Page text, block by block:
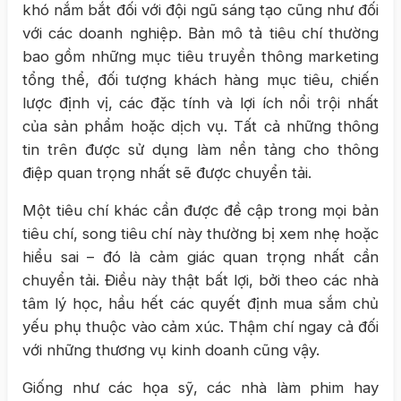
khó nắm bắt đối với đội ngũ sáng tạo cũng như đối
với các doanh nghiệp. Bản mô tả tiêu chí thường
bao gồm những mục tiêu truyền thông marketing
tổng thể, đối tượng khách hàng mục tiêu, chiến
lược định vị, các đặc tính và lợi ích nổi trội nhất
của sản phẩm hoặc dịch vụ. Tất cả những thông
tin trên được sử dụng làm nền tảng cho thông
điệp quan trọng nhất sẽ được chuyển tải.
Một tiêu chí khác cần được đề cập trong mọi bản
tiêu chí, song tiêu chí này thường bị xem nhẹ hoặc
hiểu sai – đó là cảm giác quan trọng nhất cần
chuyển tải. Điều này thật bất lợi, bởi theo các nhà
tâm lý học, hầu hết các quyết định mua sắm chủ
yếu phụ thuộc vào cảm xúc. Thậm chí ngay cả đối
với những thương vụ kinh doanh cũng vậy.
Giống như các họa sỹ, các nhà làm phim hay